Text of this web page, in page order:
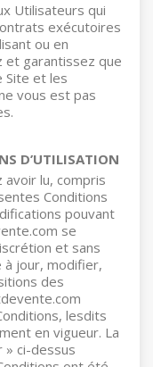
Utilisateurs qui
exécutoires
ou en
et garantissez que
Site et les
vous est pas
D’UTILISATION
avoir lu, compris
Conditions
pouvant
se
et sans
jour, modifier,
des
lesdits
en vigueur. La
» ci-dessus